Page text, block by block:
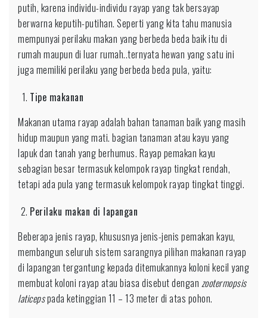
putih, karena individu-individu rayap yang tak bersayap
berwarna keputih-putihan. Seperti yang kita tahu manusia
mempunyai perilaku makan yang berbeda beda baik itu di
rumah maupun di luar rumah..ternyata hewan yang satu ini
juga memiliki perilaku yang berbeda beda pula, yaitu:
Tipe makanan
Makanan utama rayap adalah bahan tanaman baik yang masih
hidup maupun yang mati. bagian tanaman atau kayu yang
lapuk dan tanah yang berhumus. Rayap pemakan kayu
sebagian besar termasuk kelompok rayap tingkat rendah,
tetapi ada pula yang termasuk kelompok rayap tingkat tinggi.
Perilaku makan di lapangan
Beberapa jenis rayap, khususnya jenis-jenis pemakan kayu,
membangun seluruh sistem sarangnya pilihan makanan rayap
di lapangan tergantung kepada ditemukannya koloni kecil yang
membuat koloni rayap atau biasa disebut dengan zootermopsis
laticepspada ketinggian 11 – 13 meter di atas pohon.